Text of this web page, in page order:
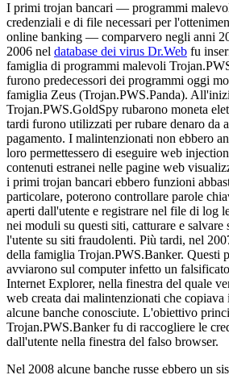
I primi trojan bancari — programmi
credenziali e di file necessari per
online banking — comparvero negli anni
2006 nel database dei virus Dr.Web fu
famiglia di programmi malevoli
furono predecessori dei programmi oggi
famiglia Zeus (Trojan.PWS.Panda).
Trojan.PWS.GoldSpy rubarono moneta
tardi furono utilizzati per rubare denaro da
pagamento. I malintenzionati non ebbero
loro permettessero di eseguire web
contenuti estranei nelle pagine web
i primi trojan bancari ebbero funzioni
particolare, poterono controllare parole
aperti dall'utente e registrare nel file di log
nei moduli su questi siti, catturare e salvare
l'utente su siti fraudolenti. Più tardi, nel
della famiglia Trojan.PWS.Banker. Questi
avviarono sul computer infetto un
Internet Explorer, nella finestra del quale
web creata dai malintenzionati che
alcune banche conosciute. L'obiettivo
Trojan.PWS.Banker fu di raccogliere le
dall'utente nella finestra del falso browser.
Nel 2008 alcune banche russe ebbero un